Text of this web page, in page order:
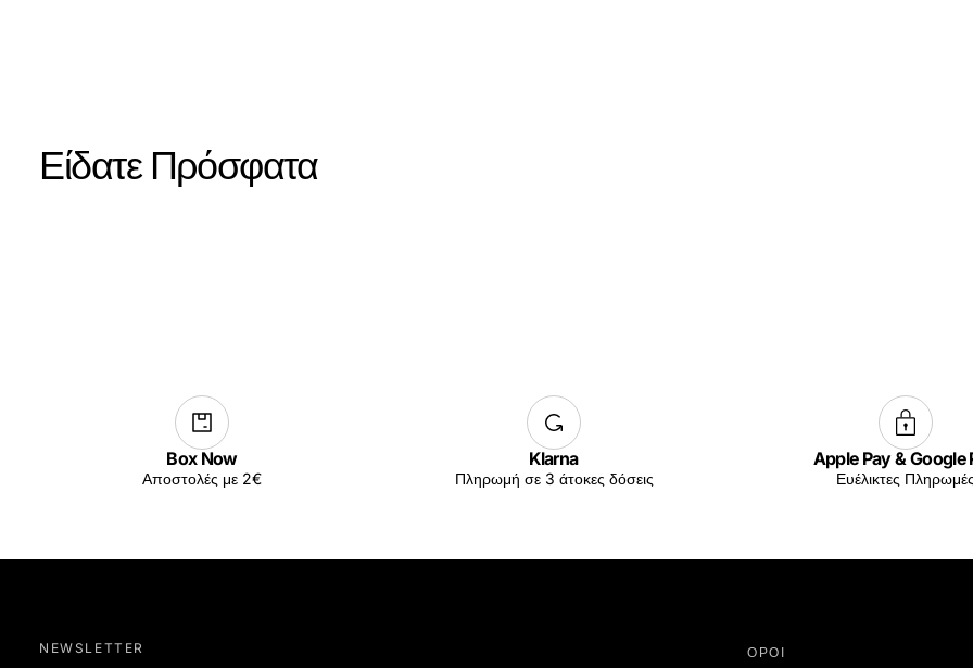
Είδατε Πρόσφατα
Box Now
Αποστολές με 2€
Klarna
Πληρωμή σε 3 άτοκες δόσεις
Apple Pay & Google
Ευέλικτες Πληρωμές
NEWSLETTER ΟΡΟΙ